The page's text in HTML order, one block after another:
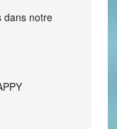
dans notre